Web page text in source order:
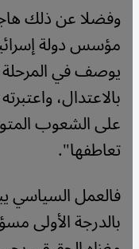
وفضلا عن ذلك
مؤسس دولة
يوصف في
بالاعتدال،
على الشعوب
تعاطفها".
فالعمل السياسي
بالدرجة الأولى